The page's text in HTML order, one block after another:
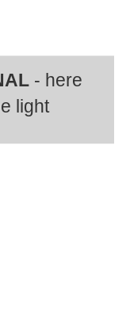
- here
light